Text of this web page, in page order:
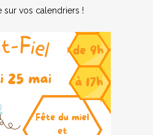
sur vos calendriers !